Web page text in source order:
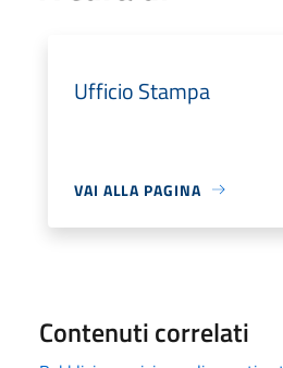
Ufficio Stampa
VAI ALLA PAGINA
Contenuti correlati